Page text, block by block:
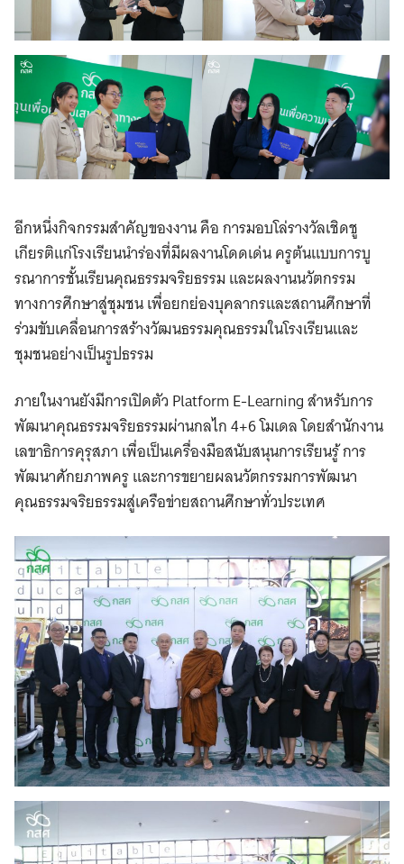
อีกหนึ่งกิจกรรมสำคัญของงาน คือ การมอบโล่รางวัลเชิดชู
เกียรติแก่โรงเรียนนำร่องที่มีผลงานโดดเด่น ครูต้นแบบการบู
รณาการชั้นเรียนคุณธรรมจริยธรรม และผลงานนวัตกรรม
ทางการศึกษาสู่ชุมชน เพื่อยกย่องบุคลากรและสถานศึกษาที่
ร่วมขับเคลื่อนการสร้างวัฒนธรรมคุณธรรมในโรงเรียนและ
ชุมชนอย่างเป็นรูปธรรม
ภายในงานยังมีการเปิดตัว Platform E-Learning สำหรับการ
พัฒนาคุณธรรมจริยธรรมผ่านกลไก 4+6 โมเดล โดยสำนักงาน
เลขาธิการคุรุสภา เพื่อเป็นเครื่องมือสนับสนุนการเรียนรู้ การ
พัฒนาศักยภาพครู และการขยายผลนวัตกรรมการพัฒนา
คุณธรรมจริยธรรมสู่เครือข่ายสถานศึกษาทั่วประเทศ